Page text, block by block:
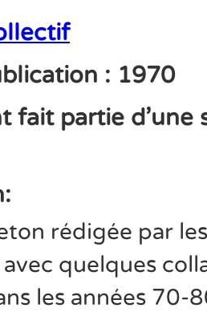
: 1970
fait partie d'une
rédigée par
quelques
les années 70-